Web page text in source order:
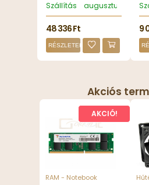
Szállítás
augusztus 13,
48 336 Ft
RÉSZLETEK
9
Akciós
AKCIÓ!
RAM - Notebook